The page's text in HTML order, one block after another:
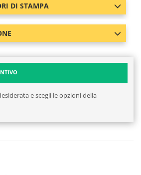
DI STAMPA
e scegli le opzioni della